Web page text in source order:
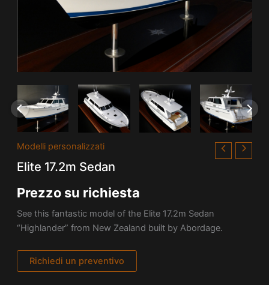
Modelli personalizzati
Elite 17.2m Sedan
Prezzo su richiesta
See this fantastic model of the Elite 17.2m Sedan
“Highlander” from New Zealand built by Abordage.
Richiedi un preventivo